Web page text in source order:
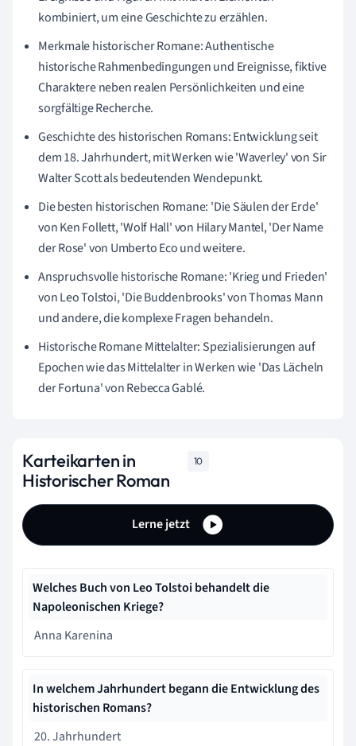
kombiniert, um eine Geschichte zu erzählen.
Merkmale historischer Romane: Authentische
historische Rahmenbedingungen und Ereignisse, fiktive
Charaktere neben realen Persönlichkeiten und eine
sorgfältige Recherche.
Geschichte des historischen Romans: Entwicklung seit
dem 18. Jahrhundert, mit Werken wie 'Waverley' von Sir
Walter Scott als bedeutenden Wendepunkt.
Die besten historischen Romane: 'Die Säulen der Erde'
von Ken Follett, 'Wolf Hall' von Hilary Mantel, 'Der Name
der Rose' von Umberto Eco und weitere.
Anspruchsvolle historische Romane: 'Krieg und Frieden'
von Leo Tolstoi, 'Die Buddenbrooks' von Thomas Mann
und andere, die komplexe Fragen behandeln.
Historische Romane Mittelalter: Spezialisierungen auf
Epochen wie das Mittelalter in Werken wie 'Das Lächeln
der Fortuna' von Rebecca Gablé.
Karteikarten in
Historischer Roman
10
Lerne jetzt
Welches Buch von Leo Tolstoi behandelt die
Napoleonischen Kriege?
Anna Karenina
In welchem Jahrhundert begann die Entwicklung des
historischen Romans?
20. Jahrhundert